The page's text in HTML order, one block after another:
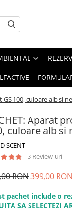
100, culoare alb si
Aparat
culoare alb si
SCENT
3 Review-uri
RON399,00 RON
pachet include o
SA SELECTEZI